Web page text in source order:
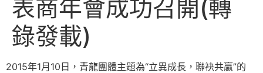
表商年會成功召開(轉
錄發載)
2015年1月10日，青龍團體主題為“立異成長，聯袂共贏”的